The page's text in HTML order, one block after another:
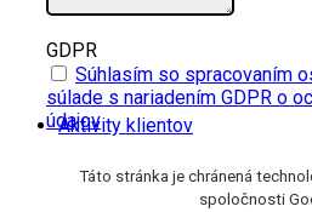
Aktivity klientov
GDPR
Súhlasím so spracovaním
súlade s nariadením GDPR o
údajov
Táto stránka je chránená
spoločnosti